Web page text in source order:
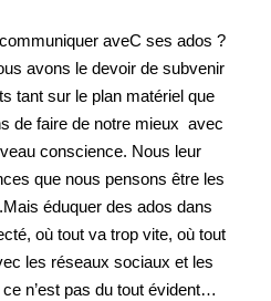
aveC ses ados ?
avons le devoir de subvenir
tant sur le plan matériel que
de faire de notre mieux avec
conscience. Nous leur
que nous pensons être les
éduquer des ados dans
où tout va trop vite, où tout
les réseaux sociaux et les
n’est pas du tout évident…